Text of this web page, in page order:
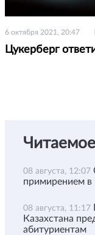
6 октября 2021, 20:47
Цукерберг
Читаемое
08 августа, 12:07
примирением в
08 августа, 11:17
Казахстана
абитуриентам